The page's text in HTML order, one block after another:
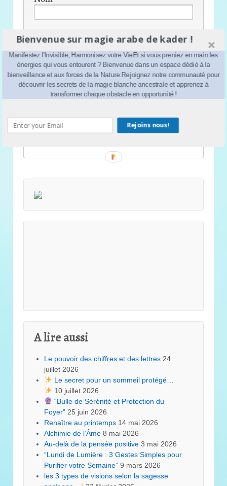
E-mail *
Site web
A lire aussi
Le pouvoir des chiffres et des lettres 24
juillet 2026
Le secret pour un sommeil protégé…
10 juillet 2026
“Bulle de Sérénité et Protection du
Foyer” 25 juin 2026
Renaître au printemps 14 mai 2026
Alchimie de l’Âme 8 mai 2026
Au-delà de la pensée positive 3 mai 2026
“Lundi de Lumière : 3 Gestes Simples pour
Purifier votre Semaine” 9 mars 2026
les 3 types de visions selon la sagesse
Bienvenue sur magie arabe de kader !
Manifestez l'Invisible, Harmonisez votre VieEt si vous preniez en main les
énergies qui vous entourent ? Bienvenue dans un espace dédié à la
bienveillance et aux forces de la Nature.Rejoignez notre communauté pour
découvrir les secrets de la magie blanche ancestrale et apprenez à
transformer chaque obstacle en opportunité !
Rejoins nous!